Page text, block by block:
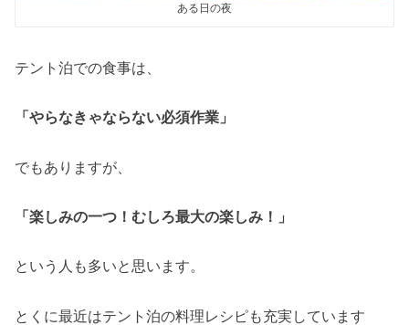
ある日の夜
テント泊での食事は、
「やらなきゃならない必須作業」
でもありますが、
「楽しみの一つ！むしろ最大の楽しみ！」
という人も多いと思います。
とくに最近はテント泊の料理レシピも充実しています